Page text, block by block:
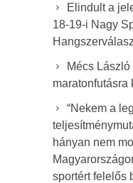
Elindult a
18-19-i Nagy
Mécs
maratonfutásra
“Nekem a
hányan nem
sportért felelős